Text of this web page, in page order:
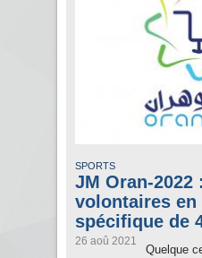
SPORTS
JM Oran-2022
volontaires
spécifique de
26 aoû 2021
Quelque